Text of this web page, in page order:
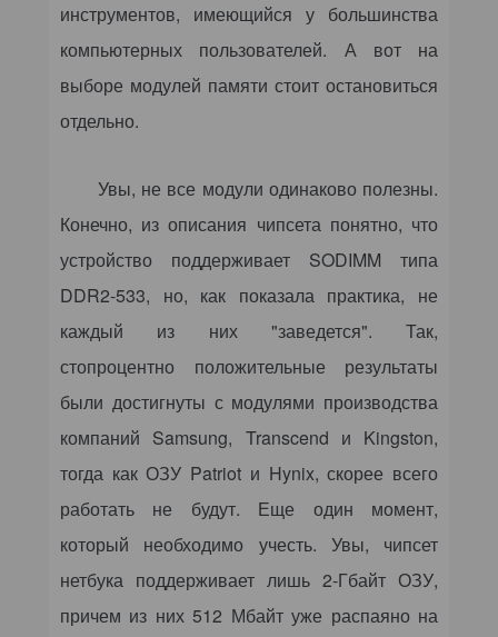
инструментов, имеющийся у большинства
компьютерных пользователей. А вот на
выборе модулей памяти стоит остановиться
отдельно.
Увы, не все модули одинаково полезны.
Конечно, из описания чипсета понятно, что
устройство поддерживает SODIMM типа
DDR2-533, но, как показала практика, не
каждый из них "заведется". Так,
стопроцентно положительные результаты
были достигнуты с модулями производства
компаний Samsung, Transcend и Kingston,
тогда как ОЗУ Patriot и Hynix, скорее всего
работать не будут. Еще один момент,
который необходимо учесть. Увы, чипсет
нетбука поддерживает лишь 2-Гбайт ОЗУ,
причем из них 512 Мбайт уже распаяно на